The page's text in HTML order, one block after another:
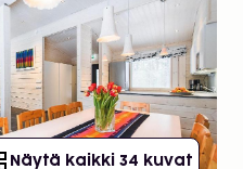
Näytä kaikki 34 kuvat